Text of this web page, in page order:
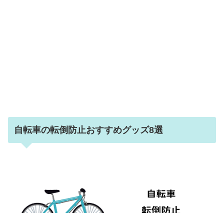
自転車の転倒防止おすすめグッズ8選